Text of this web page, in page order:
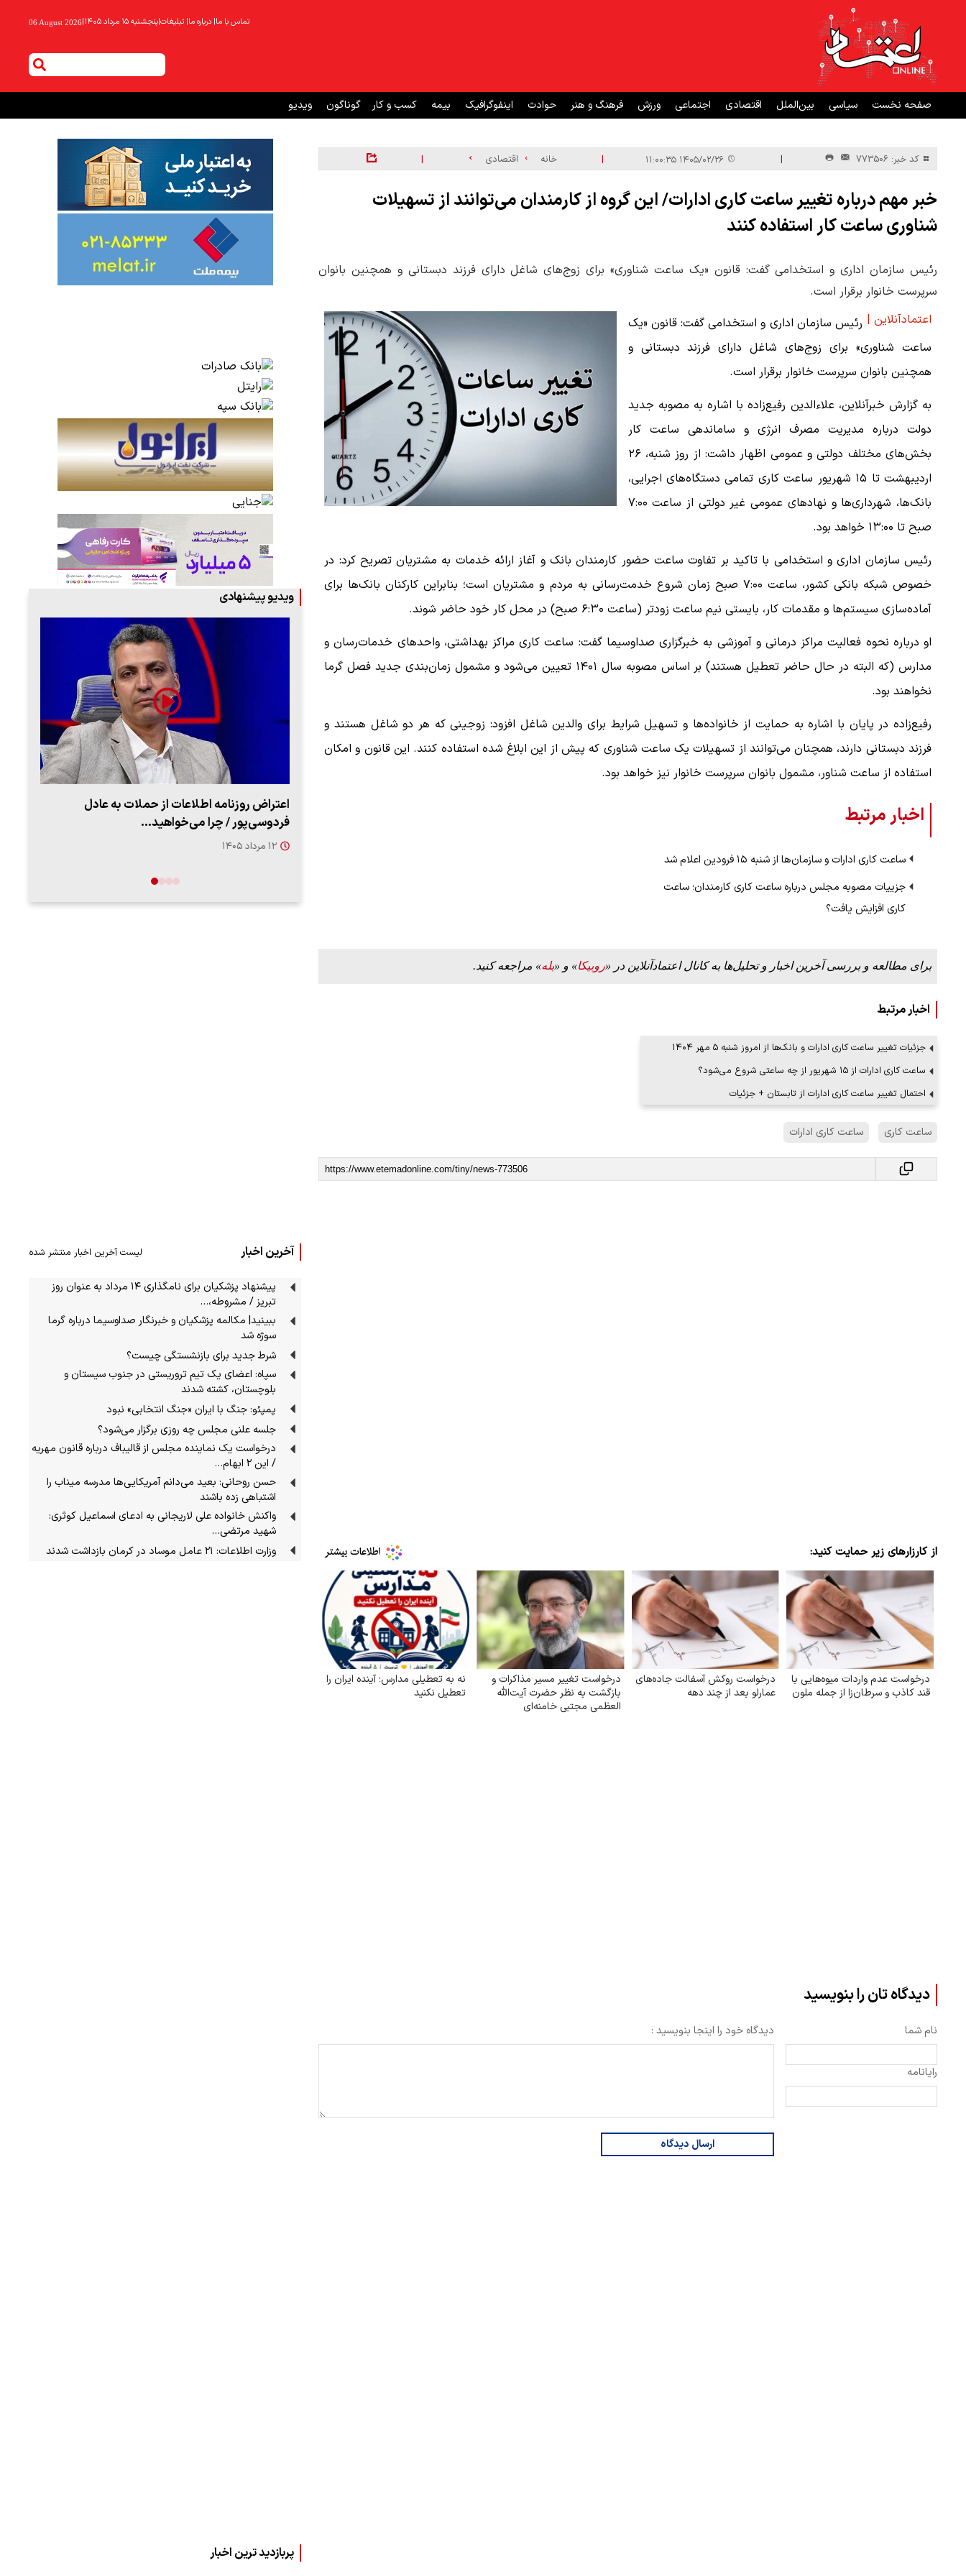
تماس با ما| درباره ما| تبلیغات|پنجشنبه ۱۵ مرداد ۱۴۰۵ |
06 August 2026
صفحه نخست سیاسی بین‌الملل اقتصادی اجتماعی ورزش فرهنگ و هنر حوادث اینفوگرافیک بیمه کسب و کار گوناگون ویدیو
کد خبر: 773506 |
| خانه اقتصادی |
خبر مهم درباره تغییر ساعت کاری ادارات/ این گروه از کارمندان می‌توانند از تسهیلات
شناوری ساعت کار استفاده کنند
رئیس سازمان اداری و استخدامی گفت: قانون «یک ساعت شناوری» برای زوج‌های شاغل دارای فرزند دبستانی و همچنین بانوان
سرپرست خانوار برقرار است.
اعتمادآنلاین | رئیس سازمان اداری و استخدامی گفت: قانون «یک
ساعت شناوری» برای زوج‌های شاغل دارای فرزند دبستانی و
همچنین بانوان سرپرست خانوار برقرار است.
به گزارش خبرآنلاین، علاءالدین رفیع‌زاده با اشاره به مصوبه جدید
دولت درباره مدیریت مصرف انرژی و ساماندهی ساعت کار
بخش‌های مختلف دولتی و عمومی اظهار داشت: از روز شنبه، ۲۶
اردیبهشت‌ تا ۱۵ شهریور ساعت کاری تمامی دستگاه‌های اجرایی،
بانک‌ها، شهرداری‌ها و نهادهای عمومی غیر دولتی از ساعت ۷:۰۰
صبح تا ۱۳:۰۰ خواهد بود.
رئیس سازمان اداری و استخدامی با تاکید بر تفاوت ساعت حضور کارمندان بانک و آغاز ارائه خدمات به مشتریان تصریح کرد: در
خصوص شبکه بانکی کشور، ساعت ۷:۰۰ صبح زمان شروع خدمت‌رسانی به مردم و مشتریان است؛ بنابراین کارکنان بانک‌ها برای
آماده‌سازی سیستم‌ها و مقدمات کار، بایستی نیم ساعت زودتر (ساعت ۶:۳۰ صبح) در محل کار خود حاضر شوند.
او درباره نحوه فعالیت مراکز درمانی و آموزشی به خبرگزاری صداوسیما گفت: ساعت کاری مراکز بهداشتی، واحدهای خدمات‌رسان و
مدارس (که البته در حال حاضر تعطیل هستند) بر اساس مصوبه سال ۱۴۰۱ تعیین می‌شود و مشمول زمان‌بندی جدید فصل گرما
نخواهند بود.
رفیع‌زاده در پایان با اشاره به حمایت از خانواده‌ها و تسهیل شرایط برای والدین شاغل افزود: زوجینی که هر دو شاغل هستند و
فرزند دبستانی دارند، همچنان می‌توانند از تسهیلات یک ساعت شناوری که پیش از این ابلاغ شده استفاده کنند. این قانون و امکان
استفاده از ساعت شناور، مشمول بانوان سرپرست خانوار نیز خواهد بود.
اخبار مرتبط
ساعت کاری ادارات و سازمان‌ها از شنبه ۱۵ فرودین اعلام شد
جزییات مصوبه مجلس درباره ساعت کاری کارمندان؛ ساعت
کاری افزایش یافت؟
برای مطالعه و بررسی آخرین اخبار و تحلیل‌ها به کانال اعتمادآنلاین در «روبیکا» و «بله» مراجعه کنید.
اخبار مرتبط
جزئیات تغییر ساعت کاری ادارات و بانک‌‌ها از امروز شنبه ۵ مهر ۱۴۰۴
ساعت کاری ادارات از ۱۵ شهریور از چه ساعتی شروع می‌شود؟
احتمال تغییر ساعت کاری ادارات از تابستان + جزئیات
ساعت کاری ساعت کاری ادارات
از کارزارهای زیر حمایت کنید:
درخواست عدم واردات میوه‌هایی با
قند کاذب و سرطان‌زا از جمله ملون
درخواست روکش آسفالت جاده‌های
عمارلو بعد از چند دهه
درخواست تغییر مسیر مذاکرات و
بازگشت به نظر حضرت آیت‌الله
العظمی مجتبی خامنه‌ای
نه به تعطیلی مدارس؛ آینده ایران را
تعطیل نکنید
دیدگاه تان را بنویسید
نام شما
رایانامه
دیدگاه خود را اینجا بنویسید :
ارسال دیدگاه
ویدیو پیشنهادی
حمله به بیت
اعتراض روزنامه اطلاعات از حملات به عادل
فردوسی‌پور / چرا می‌خواهید…
۱۲ مرداد ۱۴۰۵
آخرین اخبار لیست آخرین اخبار منتشر شده
پیشنهاد پزشکیان برای نامگذاری ۱۴ مرداد به عنوان روز
تبریز / مشروطه،…
ببینید| مکالمه پزشکیان و خبرنگار صداوسیما درباره گرما
سوژه شد
شرط جدید برای بازنشستگی چیست؟
سپاه: اعضای یک تیم تروریستی در جنوب سیستان و
بلوچستان، کشته شدند
پمپئو: جنگ با ایران «جنگ انتخابی» نبود
جلسه علنی مجلس چه روزی برگزار می‌شود؟
درخواست یک نماینده مجلس از قالیباف درباره قانون مهریه
/ این ۲ ابهام…
حسن روحانی: بعید می‌دانم آمریکایی‌ها مدرسه میناب را
اشتباهی زده باشند
واکنش خانواده علی لاریجانی به ادعای اسماعیل کوثری:
شهید مرتضی…
وزارت اطلاعات: ۲۱ عامل موساد در کرمان بازداشت شدند
پربازدید ترین اخبار